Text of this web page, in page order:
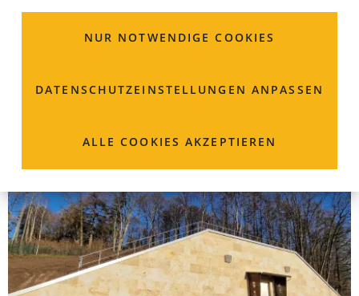
NUR NOTWENDIGE COOKIES
DATENSCHUTZ­EINSTELLUNGEN ANPASSEN
ALLE COOKIES AKZEPTIEREN
Vortrag mit Brotzeit und anschließender Exkursion zur
Zimmerlein (SÜC) - Anmeldung erforderlich